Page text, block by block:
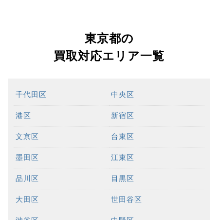
東京都の
買取対応エリア一覧
千代田区 中央区
港区 新宿区
文京区 台東区
墨田区 江東区
品川区 目黒区
大田区 世田谷区